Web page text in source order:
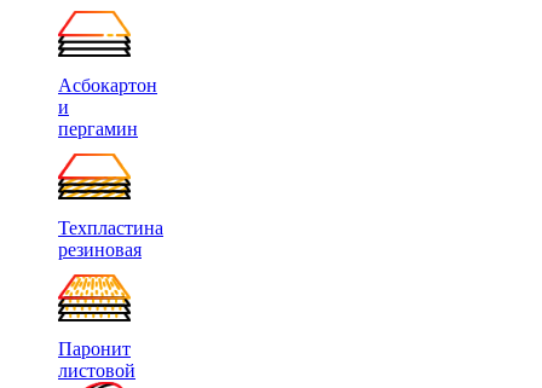
Асбокартон
и
пергамин
Техпластина
резиновая
Паронит
листовой